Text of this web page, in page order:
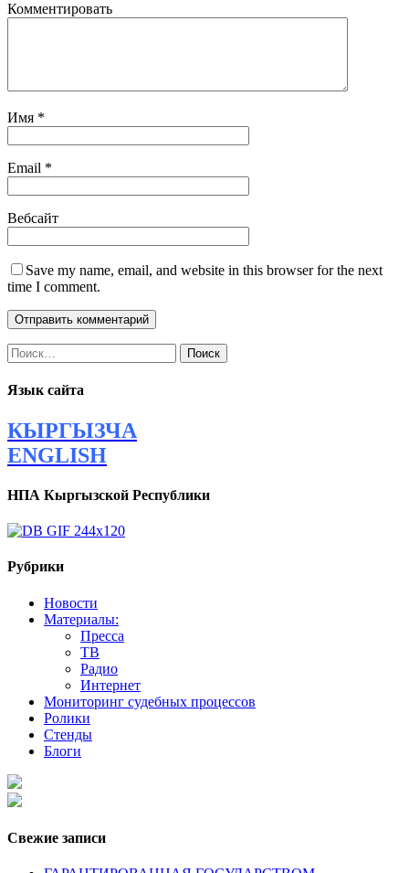
Комментировать
Имя *
Email *
Вебсайт
Save my name, email, and website in this browser for the next
time I comment.
Найти:
Язык сайта
КЫРГЫЗЧА
ENGLISH
НПА Кыргызской Республики
Рубрики
Новости
Материалы:
Пресса
ТВ
Радио
Интернет
Мониторинг судебных процессов
Ролики
Стенды
Блоги
Свежие записи